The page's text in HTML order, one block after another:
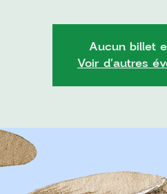
Aucun billet
Voir d'autres